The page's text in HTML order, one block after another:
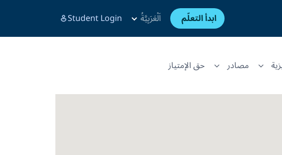
ابدأ التعلّم اَلْعَرَبِيَّةُ Student Login
مصادر حق الإمتياز